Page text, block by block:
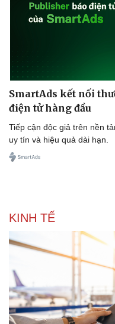
SmartAds kết nối
điện tử hàng đầu
Tiếp cận độc giả trên nền
uy tín và hiệu quả dài hạn.
KINH TẾ